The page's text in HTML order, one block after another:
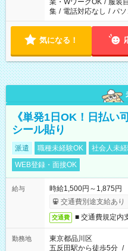
業・WワークOK / 服装
集 / 電話対応なし / パ
気になる！
《単発1日OK！日払い
シール貼り
派遣 職種未経験OK 社会人未
WEB登録・面接OK
給与
時給1,500円～1,875円
交通費別途支給あり
交通費 ■ 交通費規定内
勤務地
東京都品川区
五反田駅から徒歩5分 /